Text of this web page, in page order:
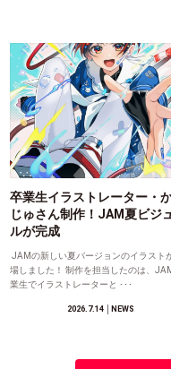
卒業生イラストレーター・
じゅさん制作！JAM夏ビジ
ルが完成
JAMの新しい夏バージョンのイラスト
場しました！ 制作を担当したのは、
業生でイラストレーターと ･･･
2026.7.14│NEWS